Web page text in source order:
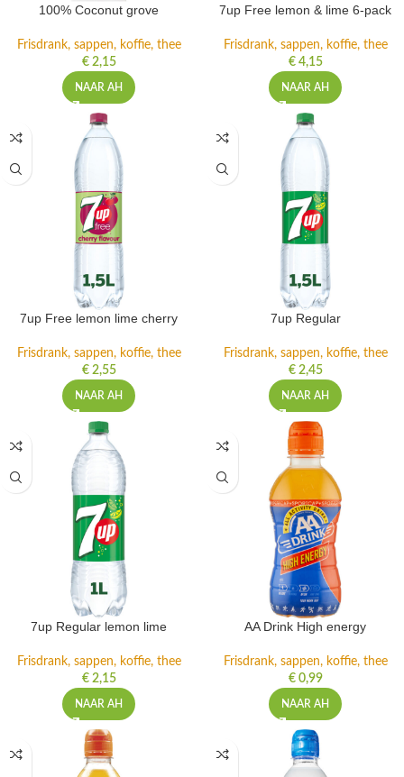
100% Coconut grove
Frisdrank, sappen, koffie, thee
€2,15
NAAR AH
7up Free lemon & lime 6-pack
Frisdrank, sappen, koffie, thee
€4,15
NAAR AH
7up Free lemon lime cherry
Frisdrank, sappen, koffie, thee
€2,55
NAAR AH
7up Regular
Frisdrank, sappen, koffie, thee
€2,45
NAAR AH
7up Regular lemon lime
Frisdrank, sappen, koffie, thee
€2,15
NAAR AH
AA Drink High energy
Frisdrank, sappen, koffie, thee
€0,99
NAAR AH